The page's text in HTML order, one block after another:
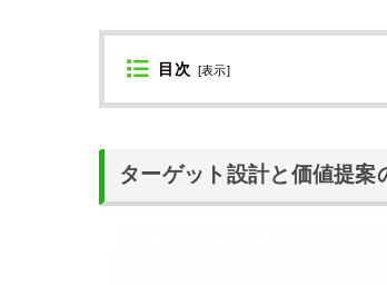
目次 [表示]
ターゲット設計と価値提案